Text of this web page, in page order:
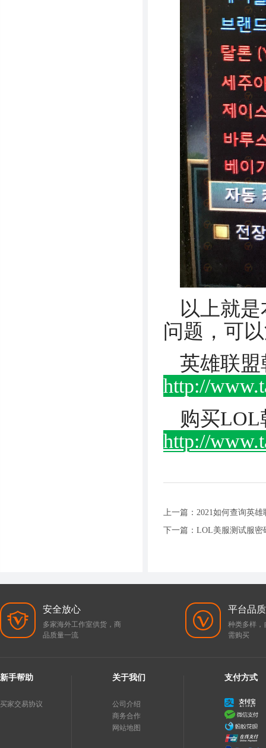
以上就
问题，可
英雄联
http://
购买LOL
http://
上一篇： 2021如何查询英
下一篇： LOL美服测试服密
安全放心
多家海外工作室供货，商
品质量一流
平台品质
种类多样，
需购买
新手帮助
买家交易协议
关于我们
公司介绍
商务合作
网站地图
支付方式